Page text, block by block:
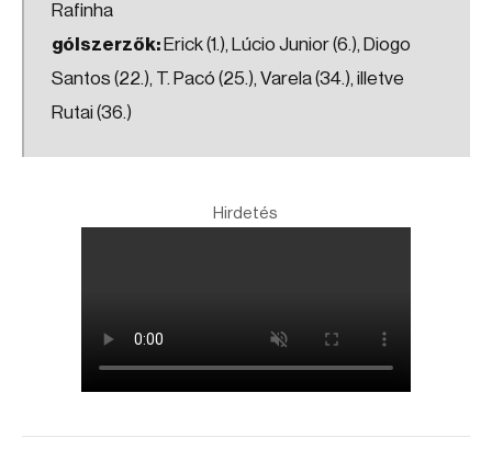
Rafinha
gólszerzők: Erick (1.), Lúcio Junior (6.), Diogo
Santos (22.), T. Pacó (25.), Varela (34.), illetve
Rutai (36.)
Hirdetés